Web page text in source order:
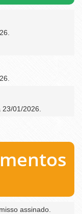
01/2026.
assinado.